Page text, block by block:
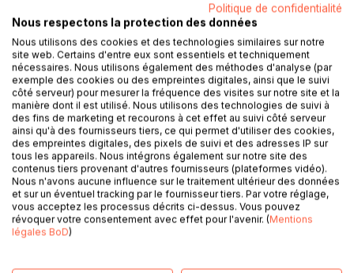
Ajouter à ma liste d'envies
Laisser un avis
DESCRIPTION
Dans ce cinquième numéro du feuilleton poétique de
l'année 2022, sept poèmes tentent de s'échapper du
registre habituel, voire sempiternel de la poésie, celui du
Politique de confidentialité
Nous respectons la protection des données
Nous utilisons des cookies et des technologies similaires sur notre
site web. Certains d'entre eux sont essentiels et techniquement
nécessaires. Nous utilisons également des méthodes d'analyse (par
exemple des cookies ou des empreintes digitales, ainsi que le suivi
côté serveur) pour mesurer la fréquence des visites sur notre site et la
manière dont il est utilisé. Nous utilisons des technologies de suivi à
des fins de marketing et recourons à cet effet au suivi côté serveur
ainsi qu'à des fournisseurs tiers, ce qui permet d'utiliser des cookies,
des empreintes digitales, des pixels de suivi et des adresses IP sur
tous les appareils. Nous intégrons également sur notre site des
contenus tiers provenant d'autres fournisseurs (plateformes vidéo).
Nous n'avons aucune influence sur le traitement ultérieur des données
et sur un éventuel tracking par le fournisseur tiers. Par votre réglage,
vous acceptez les processus décrits ci-dessus. Vous pouvez
révoquer votre consentement avec effet pour l'avenir. (Mentions
légales BoD)